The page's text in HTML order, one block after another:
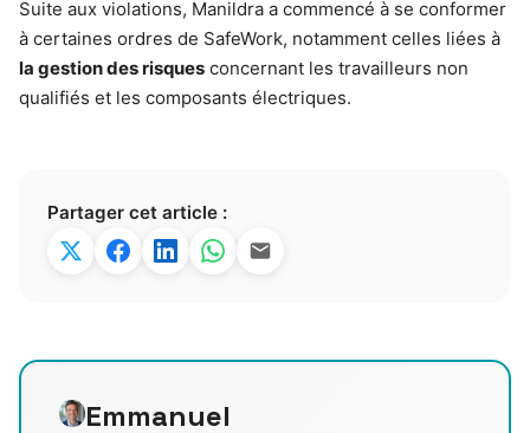
Suite aux violations, Manildra a commencé à se conformer
à certaines ordres de SafeWork, notamment celles liées à
la gestion des risques concernant les travailleurs non
qualifiés et les composants électriques.
Partager cet article :
Emmanuel